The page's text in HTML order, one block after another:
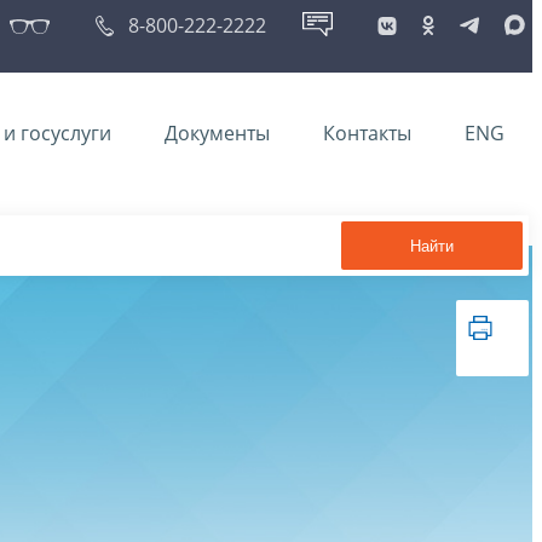
8-800-222-2222
госуслуги Документы Контакты ENG
Найти